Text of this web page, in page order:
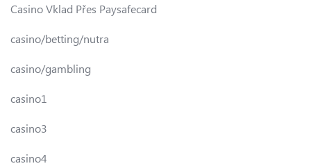
Casino Vklad Přes Paysafecard
casino/betting/nutra
casino/gambling
casino1
casino3
casino4